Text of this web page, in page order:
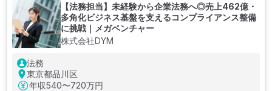
【法務担当】未経験から企業法務へ◎売上462億・
多角化ビジネス基盤を支えるコンプライアンス整備
に挑戦｜メガベンチャー
株式会社DYM
法務
東京都品川区
年収540〜720万円